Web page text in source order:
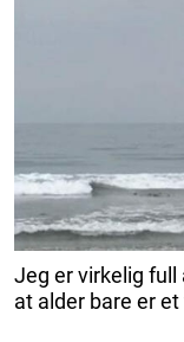
Jeg er virkelig
at alder bare er et